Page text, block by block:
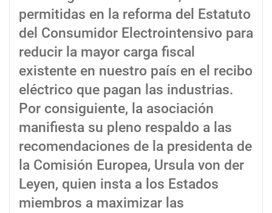
permitidas en la reforma del Estatuto
del Consumidor Electrointensivo para
reducir la mayor carga fiscal
existente en nuestro país en el recibo
eléctrico que pagan las industrias.
Por consiguiente, la asociación
manifiesta su pleno respaldo a las
recomendaciones de la presidenta de
la Comisión Europea, Ursula von der
Leyen, quien insta a los Estados
miembros a maximizar las